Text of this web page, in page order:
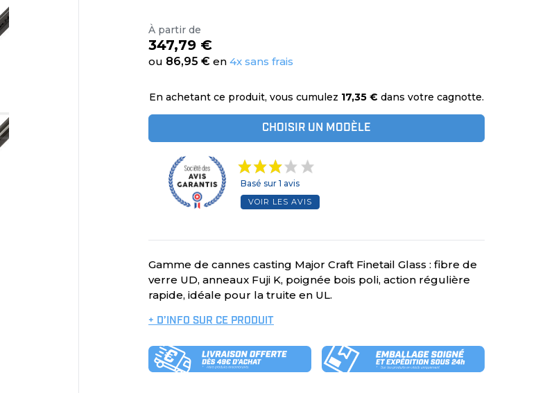
À partir de
347,79 €
ou 86,95 € en 4x sans frais
En achetant ce produit, vous cumulez 17,35 € dans votre cagnotte.
CHOISIR UN MODÈLE
Basé sur 1 avis
VOIR LES AVIS
Gamme de cannes casting Major Craft Finetail Glass : fibre de
verre UD, anneaux Fuji K, poignée bois poli, action régulière
rapide, idéale pour la truite en UL.
+ D’INFO SUR CE PRODUIT